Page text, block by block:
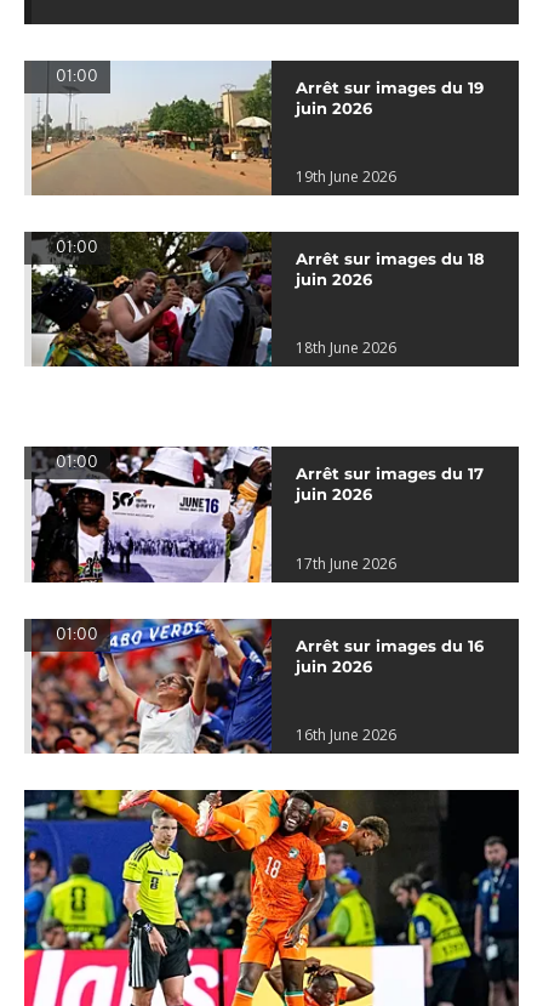
01:00
Arrêt sur images du 19
juin 2026
19th June 2026
01:00
Arrêt sur images du 18
juin 2026
18th June 2026
01:00
Arrêt sur images du 17
juin 2026
17th June 2026
01:00
Arrêt sur images du 16
juin 2026
16th June 2026